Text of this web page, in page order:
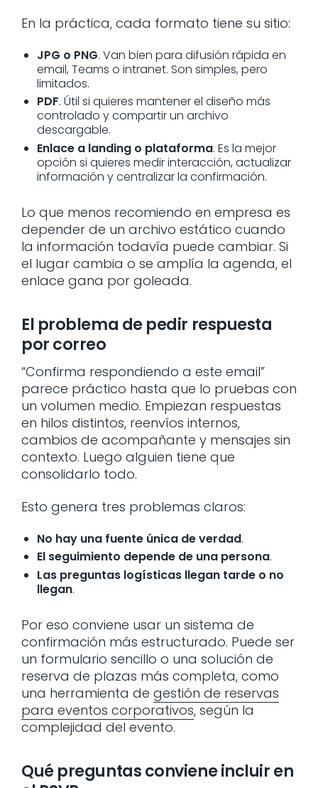
En la práctica, cada formato tiene su sitio:
JPG o PNG. Van bien para difusión rápida en
email, Teams o intranet. Son simples, pero
limitados.
PDF. Útil si quieres mantener el diseño más
controlado y compartir un archivo
descargable.
Enlace a landing o plataforma. Es la mejor
opción si quieres medir interacción, actualizar
información y centralizar la confirmación.
Lo que menos recomiendo en empresa es
depender de un archivo estático cuando
la información todavía puede cambiar. Si
el lugar cambia o se amplía la agenda, el
enlace gana por goleada.
El problema de pedir respuesta
por correo
“Confirma respondiendo a este email”
parece práctico hasta que lo pruebas con
un volumen medio. Empiezan respuestas
en hilos distintos, reenvíos internos,
cambios de acompañante y mensajes sin
contexto. Luego alguien tiene que
consolidarlo todo.
Esto genera tres problemas claros:
No hay una fuente única de verdad.
El seguimiento depende de una persona.
Las preguntas logísticas llegan tarde o no
llegan.
Por eso conviene usar un sistema de
confirmación más estructurado. Puede ser
un formulario sencillo o una solución de
reserva de plazas más completa, como
una herramienta de gestión de reservas
para eventos corporativos, según la
complejidad del evento.
Qué preguntas conviene incluir en